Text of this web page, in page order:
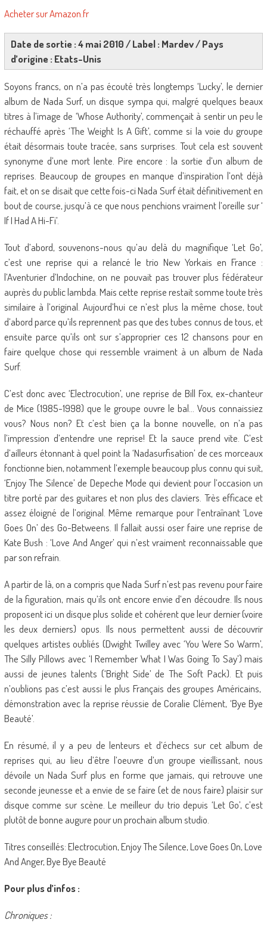
Acheter sur Amazon.fr
Date de sortie : 4 mai 2010 / Label : Mardev / Pays
d’origine : Etats-Unis
Soyons francs, on n’a pas écouté très longtemps ‘Lucky’, le dernier
album de Nada Surf, un disque sympa qui, malgré quelques beaux
titres à l’image de ‘Whose Authority’, commençait à sentir un peu le
réchauffé après ‘The Weight Is A Gift’, comme si la voie du groupe
était désormais toute tracée, sans surprises. Tout cela est souvent
synonyme d’une mort lente. Pire encore : la sortie d’un album de
reprises. Beaucoup de groupes en manque d’inspiration l’ont déjà
fait, et on se disait que cette fois-ci Nada Surf était définitivement en
bout de course, jusqu’à ce que nous penchions vraiment l’oreille sur ‘
If I Had A Hi-Fi’.
Tout d’abord, souvenons-nous qu’au delà du magnifique ‘Let Go’,
c’est une reprise qui a relancé le trio New Yorkais en France :
l’Aventurier d’Indochine, on ne pouvait pas trouver plus fédérateur
auprès du public lambda. Mais cette reprise restait somme toute très
similaire à l’original. Aujourd’hui ce n’est plus la même chose, tout
d’abord parce qu’ils reprennent pas que des tubes connus de tous, et
ensuite parce qu’ils ont sur s’approprier ces 12 chansons pour en
faire quelque chose qui ressemble vraiment à un album de Nada
Surf.
C’est donc avec ‘Electrocution’, une reprise de Bill Fox, ex-chanteur
de Mice (1985-1998) que le groupe ouvre le bal… Vous connaissiez
vous? Nous non? Et c’est bien ça la bonne nouvelle, on n’a pas
l’impression d’entendre une reprise! Et la sauce prend vite. C’est
d’ailleurs étonnant à quel point la ‘Nadasurfisation’ de ces morceaux
fonctionne bien, notamment l’exemple beaucoup plus connu qui suit,
‘Enjoy The Silence’ de Depeche Mode qui devient pour l’occasion un
titre porté par des guitares et non plus des claviers. Très efficace et
assez éloigné de l’original. Même remarque pour l’entraînant ‘Love
Goes On’ des Go-Betweens. Il fallait aussi oser faire une reprise de
Kate Bush : ‘Love And Anger’ qui n’est vraiment reconnaissable que
par son refrain.
A partir de là, on a compris que Nada Surf n’est pas revenu pour faire
de la figuration, mais qu’ils ont encore envie d’en découdre. Ils nous
proposent ici un disque plus solide et cohérent que leur dernier (voire
les deux derniers) opus. Ils nous permettent aussi de découvrir
quelques artistes oubliés (Dwight Twilley avec ‘You Were So Warm’,
The Silly Pillows avec ‘I Remember What I Was Going To Say’) mais
aussi de jeunes talents (‘Bright Side’ de The Soft Pack). Et puis
n’oublions pas c’est aussi le plus Français des groupes Américains,
démonstration avec la reprise réussie de Coralie Clément, ‘Bye Bye
Beauté’.
En résumé, il y a peu de lenteurs et d’échecs sur cet album de
reprises qui, au lieu d’être l’oeuvre d’un groupe vieillissant, nous
dévoile un Nada Surf plus en forme que jamais, qui retrouve une
seconde jeunesse et a envie de se faire (et de nous faire) plaisir sur
disque comme sur scène. Le meilleur du trio depuis ‘Let Go’, c’est
plutôt de bonne augure pour un prochain album studio.
Titres conseillés: Electrocution, Enjoy The Silence, Love Goes On, Love
And Anger, Bye Bye Beauté
Pour plus d’infos :
Chroniques :